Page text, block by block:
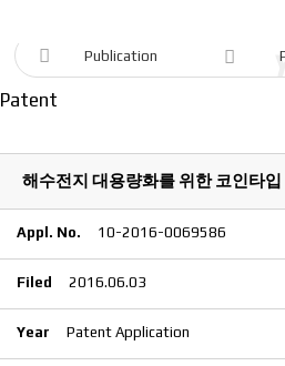
Publication
Patent
해수전지 대용량화를 위한 코인타
Appl. No. 10-2016-0069586
Filed 2016.06.03
Year Patent Application